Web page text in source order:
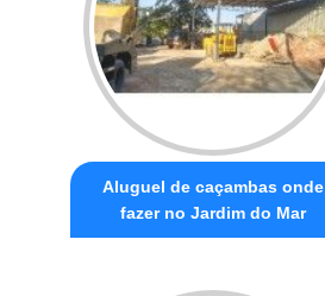
Aluguel de caçambas onde
fazer no Jardim do Mar